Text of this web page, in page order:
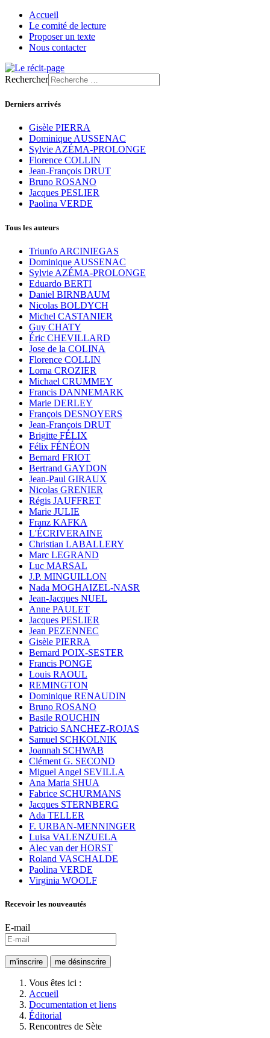
Accueil
Le comité de lecture
Proposer un texte
Nous contacter
Rechercher
Derniers arrivés
Gisèle PIERRA
Dominique AUSSENAC
Sylvie AZÉMA-PROLONGE
Florence COLLIN
Jean-François DRUT
Bruno ROSANO
Jacques PESLIER
Paolina VERDE
Tous les auteurs
Triunfo ARCINIEGAS
Dominique AUSSENAC
Sylvie AZÉMA-PROLONGE
Eduardo BERTI
Daniel BIRNBAUM
Nicolas BOLDYCH
Michel CASTANIER
Guy CHATY
Éric CHEVILLARD
Jose de la COLINA
Florence COLLIN
Lorna CROZIER
Michael CRUMMEY
Francis DANNEMARK
Marie DERLEY
François DESNOYERS
Jean-François DRUT
Brigitte FÉLIX
Félix FÉNÉON
Bernard FRIOT
Bertrand GAYDON
Jean-Paul GIRAUX
Nicolas GRENIER
Régis JAUFFRET
Marie JULIE
Franz KAFKA
L'ÉCRIVERAINE
Christian LABALLERY
Marc LEGRAND
Luc MARSAL
J.P. MINGUILLON
Nada MOGHAIZEL-NASR
Jean-Jacques NUEL
Anne PAULET
Jacques PESLIER
Jean PEZENNEC
Gisèle PIERRA
Bernard POIX-SESTER
Francis PONGE
Louis RAOUL
REMINGTON
Dominique RENAUDIN
Bruno ROSANO
Basile ROUCHIN
Patricio SANCHEZ-ROJAS
Samuel SCHKOLNIK
Joannah SCHWAB
Clément G. SECOND
Miguel Angel SEVILLA
Ana Maria SHUA
Fabrice SCHURMANS
Jacques STERNBERG
Ada TELLER
F. URBAN-MENNINGER
Luisa VALENZUELA
Alec van der HORST
Roland VASCHALDE
Paolina VERDE
Virginia WOOLF
Recevoir les nouveautés
E-mail
Vous êtes ici :
Accueil
Documentation et liens
Éditorial
Rencontres de Sète